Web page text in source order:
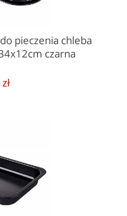
pieczenia chleba
czarna